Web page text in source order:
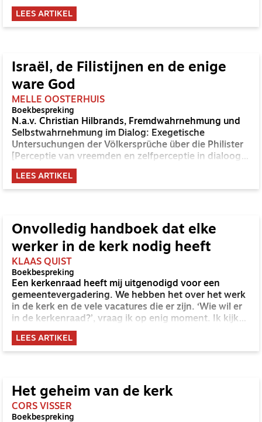
vanzelfsprekendheid dat nieuwe generaties het
stokje overnemen in de kerk is voorbij. Enerzijds
trekken jongeren naar kerken waarin met name
vergrijzen daardoor nog harder. Dat bepaalde vormen
van kerk-zijn daarmee onder druk komen te staan, is
nog tot daaraan toe. Wat zorgelijker is, is dat
verschillende generaties binnen de kerk elkaar nog
minder ontmoeten. Het is precies dit veld van vragen
waarin het netwerk Samen Jong al een tijdje opereert
in Nederland.
LEES ARTIKEL
Israël, de Filistijnen en de enige
ware God
MELLE OOSTERHUIS
Boekbespreking
N.a.v. Christian Hilbrands, Fremdwahrnehmung und
Selbstwahrnehmung im Dialog: Exegetische
Untersuchungen der Völkersprüche über die Philister
[Perceptie van vreemden en zelfperceptie in dialoog:
Een exegetisch onderzoek van de volkenprofetieën
over de Filistijnen] (TUU 2025)
LEES ARTIKEL
Onvolledig handboek dat elke
werker in de kerk nodig heeft
KLAAS QUIST
Boekbespreking
Een kerkenraad heeft mij uitgenodigd voor een
gemeentevergadering. We hebben het over het werk
in de kerk en de vele vacatures die er zijn. ‘Wie wil er
in de kerkenraad?’, vraag ik op enig moment. Ik kijk
de ruimte door en zie dat meer handen in de lucht
gaan dan er vacatures zijn. Ik wil dansen van vreugde,
maar houd mij in. Maar waarom eigenlijk? Als - na
vreugdedans?
LEES ARTIKEL
Het geheim van de kerk
CORS VISSER
Boekbespreking